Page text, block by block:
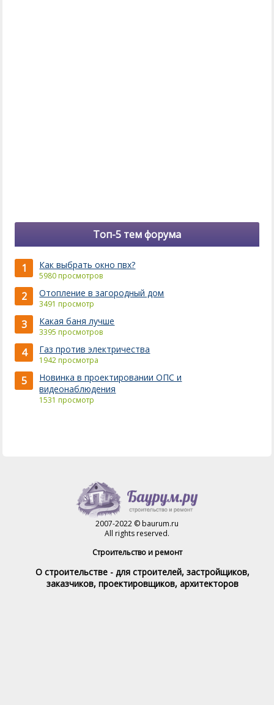
Топ-5 тем форума
1 Как выбрать окно пвх?
5980 просмотров
2 Отопление в загородный дом
3491 просмотр
3 Какая баня лучше
3395 просмотров
4 Газ против электричества
1942 просмотра
5
Новинка в проектировании ОПС и
видеонаблюдения
1531 просмотр
2007-2022 © baurum.ru
All rights reserved.
Строительство и ремонт
О строительстве - для строителей, застройщиков,
заказчиков, проектировщиков, архитекторов